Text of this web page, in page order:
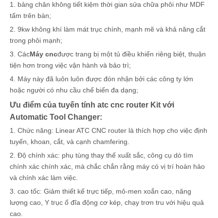
1. bảng chân không tiết kiệm thời gian sửa chữa phôi như MDF
tấm trên bàn;
2. 9kw không khí làm mát trục chính, mạnh mẽ và khả năng cắt
trong phôi mạnh;
3. CácMáy cncđược trang bị một tủ điều khiển riêng biệt, thuận
tiện hơn trong việc vận hành và bảo trì;
4. Máy này đã luôn luôn được đón nhận bởi các công ty lớn
hoặc người có nhu cầu chế biến đa dạng;
Ưu điểm của tuyến tính atc cnc router Kit với
Automatic Tool Changer:
1. Chức năng: Linear ATC CNC router là thích hợp cho việc định
tuyến, khoan, cắt, và cạnh chamfering.
2. Độ chính xác: phụ tùng thay thế xuất sắc, công cụ dò tìm
chính xác chính xác, mà chắc chắn rằng máy có vị trí hoàn hảo
và chính xác làm việc.
3. cao tốc: Giảm thiết kế trực tiếp, mô-men xoắn cao, năng
lượng cao, Y trục ổ đĩa động cơ kép, chạy trơn tru với hiệu quả
cao.